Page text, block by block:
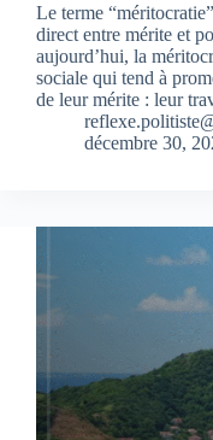
Le terme
direct entre mérite et
aujourd’hui, la
sociale qui tend à
de leur mérite : leur
décembre 30,